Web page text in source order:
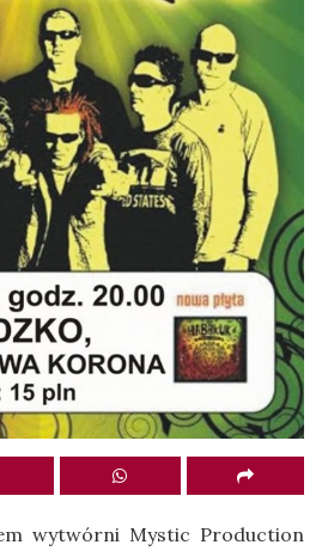
wytwórni Mystic Production